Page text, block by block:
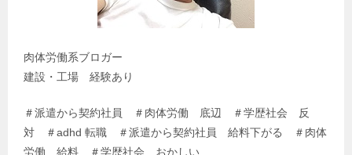
肉体労働系ブロガー
建設・工場 経験あり
＃派遣から契約社員 ＃肉体労働 底辺 ＃学歴社会 反
対 ＃adhd 転職 ＃派遣から契約社員 給料下がる ＃肉体
労働 給料 ＃学歴社会 おかしい